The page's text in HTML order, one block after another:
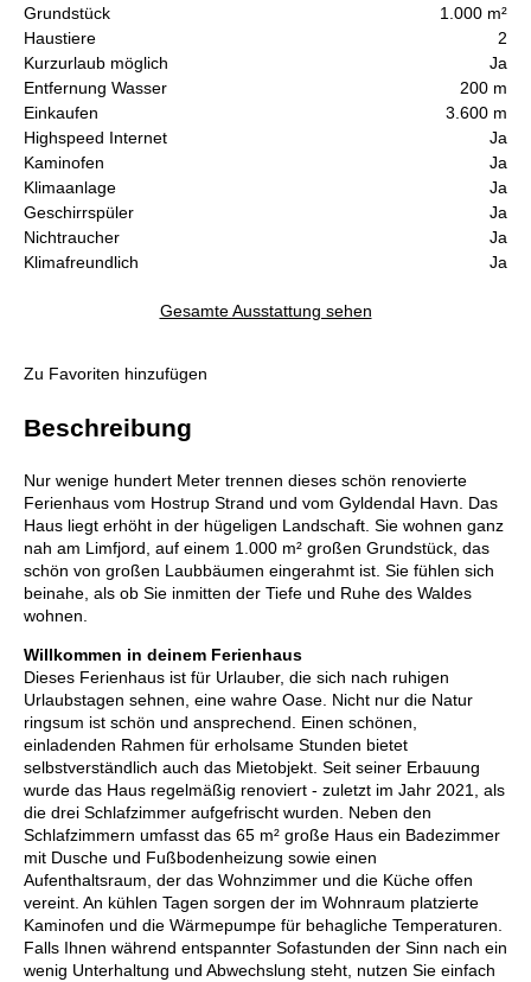
Grundstück
1.000 m²
Haustiere
2
Kurzurlaub möglich
Ja
Entfernung Wasser
200 m
Einkaufen
3.600 m
Highspeed Internet
Ja
Kaminofen
Ja
Klimaanlage
Ja
Geschirrspüler
Ja
Nichtraucher
Ja
Klimafreundlich
Ja
Gesamte Ausstattung sehen
Zu Favoriten hinzufügen
Beschreibung
Nur wenige hundert Meter trennen dieses schön renovierte
Ferienhaus vom Hostrup Strand und vom Gyldendal Havn. Das
Haus liegt erhöht in der hügeligen Landschaft. Sie wohnen ganz
nah am Limfjord, auf einem 1.000 m² großen Grundstück, das
schön von großen Laubbäumen eingerahmt ist. Sie fühlen sich
beinahe, als ob Sie inmitten der Tiefe und Ruhe des Waldes
wohnen.
Willkommen in deinem Ferienhaus
Dieses Ferienhaus ist für Urlauber, die sich nach ruhigen
Urlaubstagen sehnen, eine wahre Oase. Nicht nur die Natur
ringsum ist schön und ansprechend. Einen schönen,
einladenden Rahmen für erholsame Stunden bietet
selbstverständlich auch das Mietobjekt. Seit seiner Erbauung
wurde das Haus regelmäßig renoviert - zuletzt im Jahr 2021, als
die drei Schlafzimmer aufgefrischt wurden. Neben den
Schlafzimmern umfasst das 65 m² große Haus ein Badezimmer
mit Dusche und Fußbodenheizung sowie einen
Aufenthaltsraum, der das Wohnzimmer und die Küche offen
vereint. An kühlen Tagen sorgen der im Wohnraum platzierte
Kaminofen und die Wärmepumpe für behagliche Temperaturen.
Falls Ihnen während entspannter Sofastunden der Sinn nach ein
wenig Unterhaltung und Abwechslung steht, nutzen Sie einfach